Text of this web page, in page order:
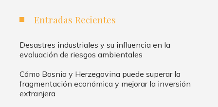
Entradas Recientes
Desastres industriales y su influencia en la
evaluación de riesgos ambientales
Cómo Bosnia y Herzegovina puede superar la
fragmentación económica y mejorar la inversión
extranjera